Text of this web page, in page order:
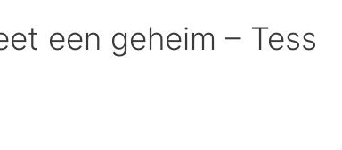
een geheim – Tess